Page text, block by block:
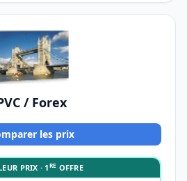
/ Forex
les prix
PRIX · 1RE OFFRE